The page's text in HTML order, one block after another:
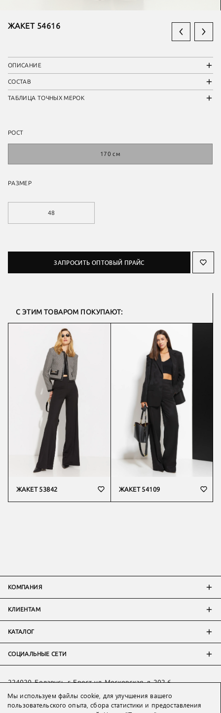
ЖАКЕТ 54616
ОПИСАНИЕ
СОСТАВ
ТАБЛИЦА ТОЧНЫХ МЕРОК
РОСТ
170 см
РАЗМЕР
48
ЗАПРОСИТЬ ОПТОВЫЙ ПРАЙС
С ЭТИМ ТОВАРОМ ПОКУПАЮТ:
ЖАКЕТ 53842 ЖАКЕТ 54109
КОМПАНИЯ
КЛИЕНТАМ
КАТАЛОГ
СОЦИАЛЬНЫЕ СЕТИ
224020, Беларусь, г. Брест, ул. Московская, д. 202-6
Тел:+7 993 398 36 60(WhatsApp
Тел:+375 29 205 80 10( WhatsApp,Viber)
Мы используем файлы cookie, для улучшения вашего
пользовательского опыта, сбора статистики и предоставления